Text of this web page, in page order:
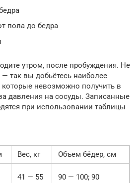
пола до бедра
утром, после пробуждения. Не
— так вы добьётесь наиболее
которые невозможно получить в
давления на сосуды. Записанные
при использовании таблицы
Вес, кг Объем бёдер, см
41 — 55 90 — 100; 90